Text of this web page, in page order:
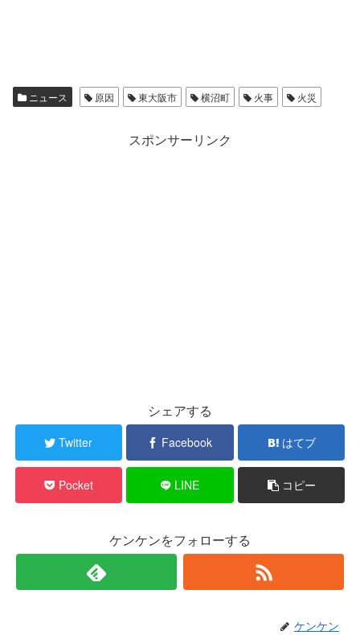
ニュース 原因 東大阪市 横沼町 火事 火災
スポンサーリンク
シェアする
Twitter Facebook はてブ
Pocket LINE コピー
ケンケンをフォローする
ケンケン